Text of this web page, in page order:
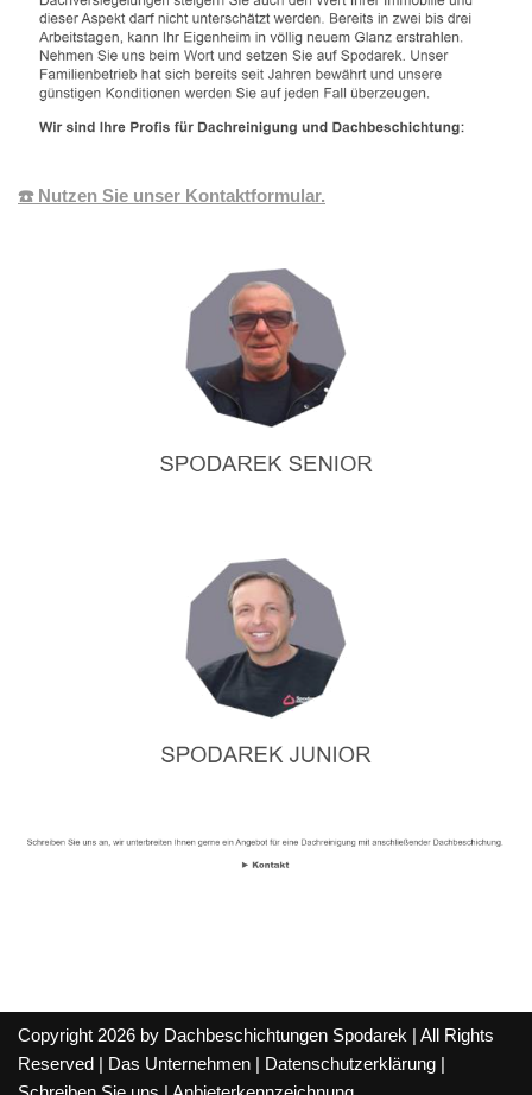
☎️ Nutzen Sie unser Kontaktformular.
Copyright 2026 by Dachbeschichtungen Spodarek | All Rights
Reserved |
Das Unternehmen Datenschutzerklärung